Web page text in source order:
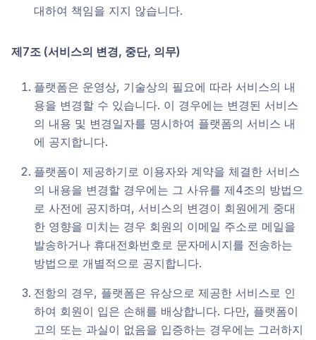
대하여 책임을 지지 않습니다.
제7조 (서비스의 변경, 중단, 의무)
플랫폼은 운영상, 기술상의 필요에 따라 서비스의 내
용을 변경할 수 있습니다. 이 경우에는 변경된 서비스
의 내용 및 변경일자를 명시하여 플랫폼의 서비스 내
에 공지합니다.
플랫폼이 제공하기로 이용자와 계약을 체결한 서비스
의 내용을 변경할 경우에는 그 사유를 제4조의 방법으
로 사전에 공지하며, 서비스의 변경이 회원에게 중대
한 영향을 미치는 경우 회원의 이메일 주소로 메일을
발송하거나 휴대전화번호로 문자메시지를 전송하는
방법으로 개별적으로 공지합니다.
전항의 경우, 플랫폼은 유상으로 제공한 서비스로 인
하여 회원이 입은 손해를 배상합니다. 다만, 플랫폼이
고의 또는 과실이 없음을 입증하는 경우에는 그러하지